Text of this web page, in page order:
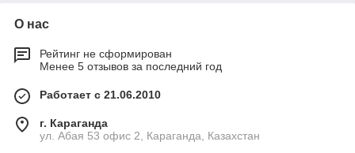
О нас
Рейтинг не сформирован
Менее 5 отзывов за последний год
Работает с 21.06.2010
г. Караганда
ул. Абая 53 офис 2, Караганда, Казахстан